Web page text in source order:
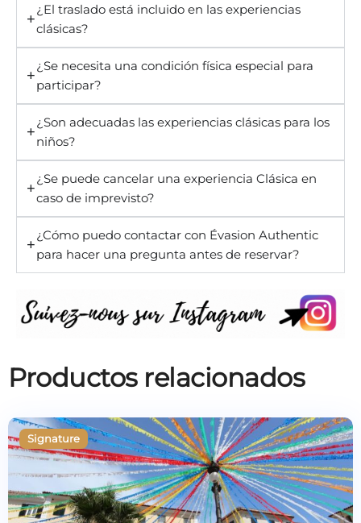
¿El traslado está incluido en las experiencias
clásicas?
¿Se necesita una condición física especial para
participar?
¿Son adecuadas las experiencias clásicas para los
niños?
¿Se puede cancelar una experiencia Clásica en
caso de imprevisto?
¿Cómo puedo contactar con Évasion Authentic
para hacer una pregunta antes de reservar?
Productos relacionados